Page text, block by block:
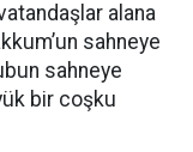
alana
sahneye
sahneye
bir coşku